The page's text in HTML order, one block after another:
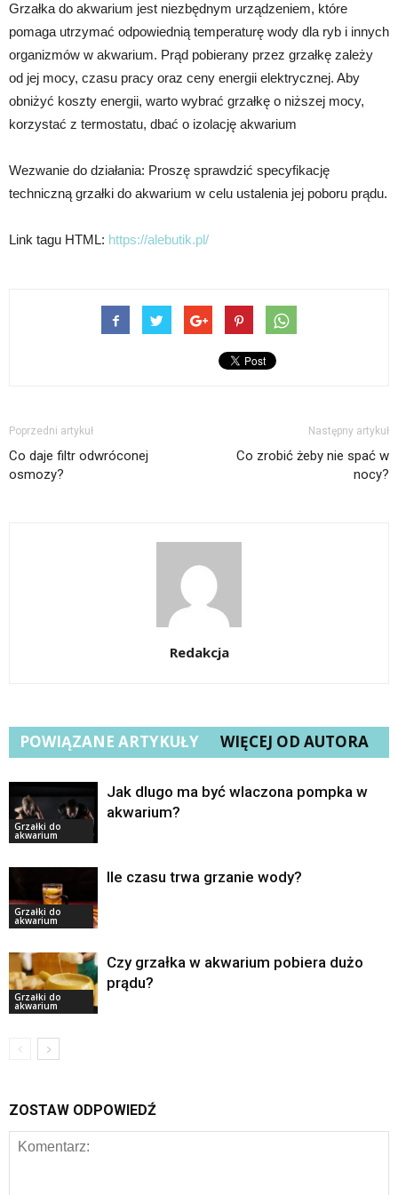
Grzałka do akwarium jest niezbędnym urządzeniem, które
pomaga utrzymać odpowiednią temperaturę wody dla ryb i innych
organizmów w akwarium. Prąd pobierany przez grzałkę zależy
od jej mocy, czasu pracy oraz ceny energii elektrycznej. Aby
obniżyć koszty energii, warto wybrać grzałkę o niższej mocy,
korzystać z termostatu, dbać o izolację akwarium
Wezwanie do działania: Proszę sprawdzić specyfikację
techniczną grzałki do akwarium w celu ustalenia jej poboru prądu.
Link tagu HTML: https://alebutik.pl/
Poprzedni artykuł
Co daje filtr odwróconej
osmozy?
Następny artykuł
Co zrobić żeby nie spać w
nocy?
Redakcja
POWIĄZANE ARTYKUŁY WIĘCEJ OD AUTORA
Grzałki do
akwarium
Jak dlugo ma być wlaczona pompka w
akwarium?
Grzałki do
akwarium
Ile czasu trwa grzanie wody?
Grzałki do
akwarium
Czy grzałka w akwarium pobiera dużo
prądu?
ZOSTAW ODPOWIEDŹ